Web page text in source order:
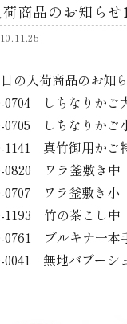
荷商品のお知らせ
の入荷商品のお知
0704 しちなりか
0705 しちなりか
1141 真竹御用か
0820 ワラ釜敷き
0707 ワラ釜敷き
1193 竹の茶こし
0761 ブルキナ一
0041 無地バブー